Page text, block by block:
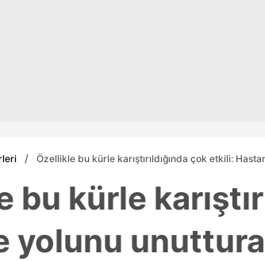
Özellikle bu kürle karıştırıldığında çok etkili:
bu kürle
yolunu